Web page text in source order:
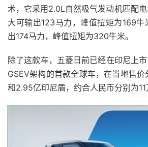
术，它采用2.0L自然吸气发动机匹配
大可输出123马力，峰值扭矩为169
出174马力，峰值扭矩为320牛米。
除了这款车，五菱日前已经在印尼上
GSEV架构的首款全球车，在当地售
和2.95亿印尼盾，约合人民币分别为11